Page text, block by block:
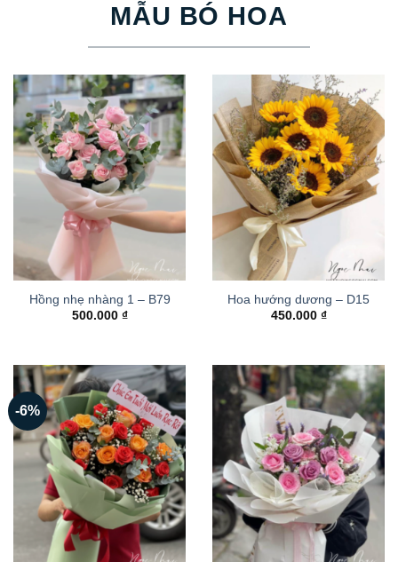
MẪU BÓ HOA
Hồng nhẹ nhàng 1 – B79
500.000 ₫
Hoa hướng dương – D15
450.000 ₫
-6%